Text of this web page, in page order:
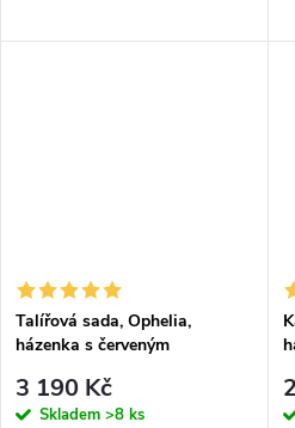
Talířová sada, Ophelia,
házenka s červeným
3 190 Kč
Skladem >8 ks